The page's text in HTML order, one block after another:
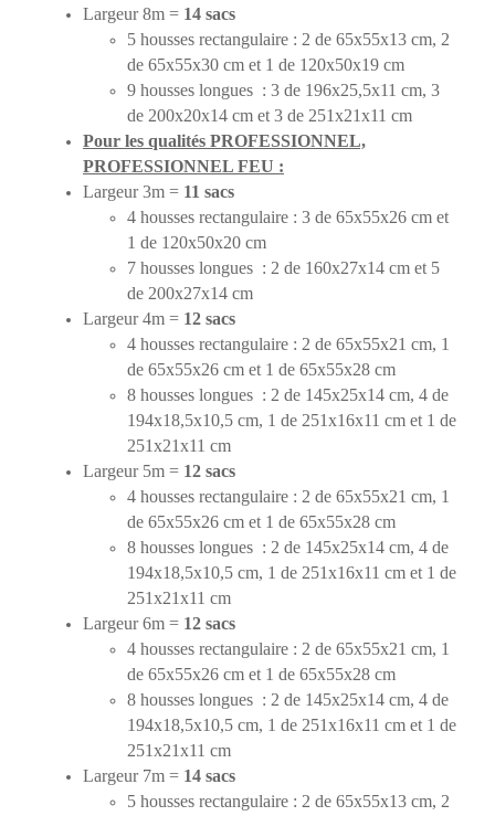
Largeur 8m = 14 sacs
5 housses rectangulaire : 2 de 65x55x13 cm, 2
de 65x55x30 cm et 1 de 120x50x19 cm
9 housses longues : 3 de 196x25,5x11 cm, 3
de 200x20x14 cm et 3 de 251x21x11 cm
Pour les qualités PROFESSIONNEL,
PROFESSIONNEL FEU :
Largeur 3m = 11 sacs
4 housses rectangulaire : 3 de 65x55x26 cm et
1 de 120x50x20 cm
7 housses longues : 2 de 160x27x14 cm et 5
de 200x27x14 cm
Largeur 4m = 12 sacs
4 housses rectangulaire : 2 de 65x55x21 cm, 1
de 65x55x26 cm et 1 de 65x55x28 cm
8 housses longues : 2 de 145x25x14 cm, 4 de
194x18,5x10,5 cm, 1 de 251x16x11 cm et 1 de
251x21x11 cm
Largeur 5m = 12 sacs
4 housses rectangulaire : 2 de 65x55x21 cm, 1
de 65x55x26 cm et 1 de 65x55x28 cm
8 housses longues : 2 de 145x25x14 cm, 4 de
194x18,5x10,5 cm, 1 de 251x16x11 cm et 1 de
251x21x11 cm
Largeur 6m = 12 sacs
4 housses rectangulaire : 2 de 65x55x21 cm, 1
de 65x55x26 cm et 1 de 65x55x28 cm
8 housses longues : 2 de 145x25x14 cm, 4 de
194x18,5x10,5 cm, 1 de 251x16x11 cm et 1 de
251x21x11 cm
Largeur 7m = 14 sacs
5 housses rectangulaire : 2 de 65x55x13 cm, 2